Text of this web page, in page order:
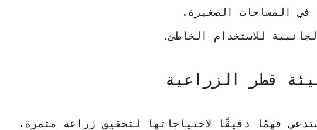
في المساحات الصغيرة.
للاستخدام الخاطئ.
قطر الزراعية
فهمًا دقيقًا لاحتياجاتها لتحقيق زراعة مثمرة.